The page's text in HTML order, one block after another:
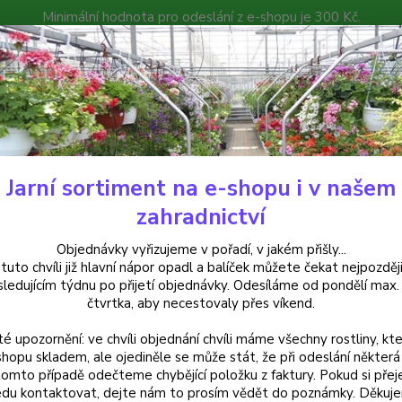
Minimální hodnota pro odeslání z e-shopu je 300 Kč.
můžete čekat nejpozději v následujícím týdnu po přijetí
Poradna Kontakty
Hledat
Fuchsie Lillian Annetts Fuchsie (Fuchsie) - cena na prodejně
Annetts Fuchsie (Fuchsie) -
bílý a
jemný
nádob
Jarní sortiment na e-shopu i v našem
zahradnictví
Objednávky vyřizujeme v pořadí, v jakém přišly...
chvíli již hlavní nápor opadl a balíček můžete čekat
týdnu po přijetí objednávky. Odesíláme od pondělí
čtvrtka, aby necestovaly přes víkend.
upozornění: ve chvíli objednání chvíli máme všechny rostliny,
skladem, ale ojediněle se může stát, že při odeslání některá
případě odečteme chybějící položku z faktury. Pokud si
kontaktovat, dejte nám to prosím vědět do poznámky.